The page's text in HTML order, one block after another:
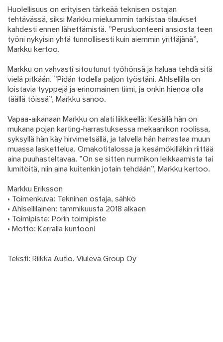
Huolellisuus on erityisen tärkeää teknisen ostajan
tehtävässä, siksi Markku mieluummin tarkistaa tilaukset
kahdesti ennen lähettämistä. ”Perusluonteeni ansiosta teen
työni nykyisin yhtä tunnollisesti kuin aiemmin yrittäjänä”,
Markku kertoo.
Markku on vahvasti sitoutunut työhönsä ja haluaa tehdä sitä
vielä pitkään. ”Pidän todella paljon työstäni. Ahlsellilla on
loistavia tyyppejä ja erinomainen tiimi, ja onkin hienoa olla
täällä töissä”, Markku sanoo.
Vapaa-aikanaan Markku on alati liikkeellä: Kesällä hän on
mukana pojan karting-harrastuksessa mekaanikon roolissa,
syksyllä hän käy hirvimetsällä, ja talvella hän harrastaa muun
muassa laskettelua. Omakotitalossa ja kesämökilläkin riittää
aina puuhasteltavaa. ”On se sitten nurmikon leikkaamista tai
lumitöitä, niin aina kuitenkin jotain tehdään”, Markku kertoo.
Markku Eriksson
• Toimenkuva: Tekninen ostaja, sähkö
• Ahlsellilainen: tammikuusta 2018 alkaen
• Toimipiste: Porin toimipiste
• Motto: Kerralla kuntoon!
Teksti: Riikka Autio, Viuleva Group Oy